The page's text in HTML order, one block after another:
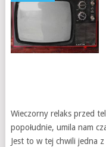
Wieczorny relaks przed
popołudnie, umila nam
Jest to w tej chwili jedna